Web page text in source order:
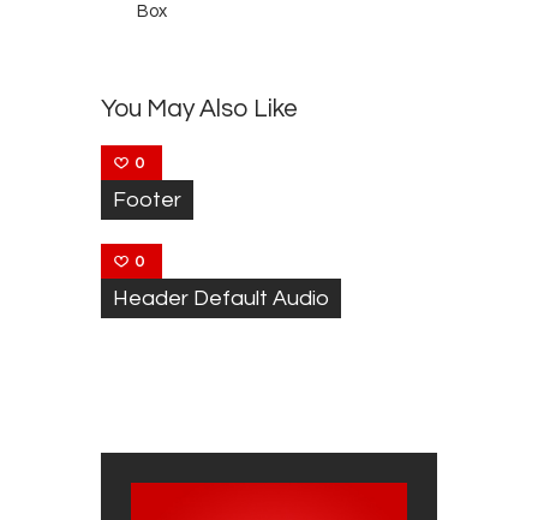
Box
You May Also Like
0
Footer
0
Header Default Audio